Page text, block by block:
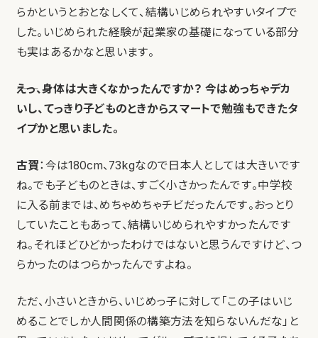
らかというとおとなしくて、結構いじめられやすいタイプで
した。いじめられた経験が起業家の基礎になっている部分
も実はあるかなと思います。
――えっ、身体は大きくなかったんですか？ 今はめっちゃデカ
いし、てっきり子どものときからスマートで勉強もできたタ
イプかと思いました。
古賀：今は180cm、73kgなので日本人としては大きいです
ね。でも子どものときは、すごく小さかったんです。中学校
に入る前までは、めちゃめちゃチビだったんです。おっとり
していたこともあって、結構いじめられやすかったんです
ね。それほどひどかったわけではないと思うんですけど、つ
らかったのはつらかったんですよね。
ただ、小さいときから、いじめっ子に対して「この子はいじ
めることでしか人間関係の構築方法を知らないんだな」と